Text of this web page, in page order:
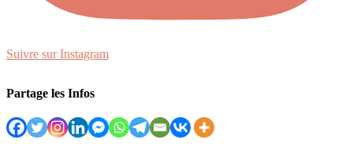
Suivre sur Instagram
Partage les Infos